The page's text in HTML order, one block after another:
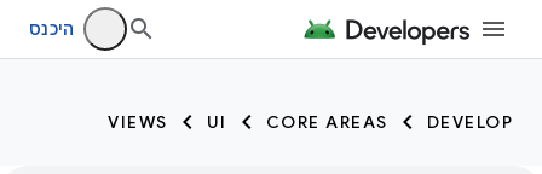
היכנס
DEVELOP
CORE AREAS
UI
VIEWS